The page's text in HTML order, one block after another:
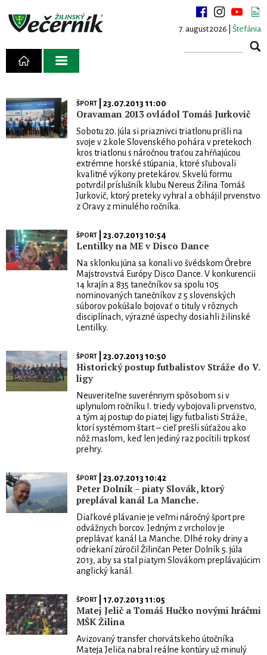
7. august 2026 | Štefánia
ŠPORT| 23.07.2013 11:00
Oravaman 2013 ovládol Tomáš Jurkovič
Sobotu 20. júla si priaznivci triatlonu prišli na
svoje v 2.kole Slovenského pohára v pretekoch
kros triatlonu s náročnou traťou zahŕňajúcou
extrémne horské stúpania, ktoré sľubovali
kvalitné výkony pretekárov. Skvelú formu
potvrdil príslušník klubu Nereus Žilina Tomáš
Jurkovič, ktorý preteky vyhral a obhájil prvenstvo
z Oravy z minulého ročníka.
ŠPORT| 23.07.2013 10:54
Lentilky na ME v Disco Dance
Na sklonku júna sa konali vo švédskom Őrebre
Majstrovstvá Európy Disco Dance. V konkurencii
14 krajín a 835 tanečníkov sa spolu 105
nominovaných tanečníkov z 5 slovenských
súborov pokúšalo bojovať o tituly v rôznych
disciplínach, výrazné úspechy dosiahli žilinské
Lentilky.
ŠPORT| 23.07.2013 10:50
Historický postup futbalistov Stráže do V.
ligy
Neuveriteľne suverénnym spôsobom si v
uplynulom ročníku I. triedy vybojovali prvenstvo,
a tým aj postup do piatej ligy futbalisti Stráže,
ktorí systémom štart – cieľ prešli súťažou ako
nôž maslom, keď len jediný raz pocítili trpkosť
prehry.
ŠPORT| 23.07.2013 10:42
Peter Dolník – piaty Slovák, ktorý
preplával kanál La Manche.
Diaľkové plávanie je veľmi náročný šport pre
odvážnych borcov. Jedným z vrcholov je
preplávať kanál La Manche. Dlhé roky driny a
odriekaní zúročil Žilinčan Peter Dolník 5. júla
2013, aby sa stal piatym Slovákom preplávajúcim
anglický kanál.
ŠPORT| 17.07.2013 11:05
Matej Jelič a Tomáš Hučko novými hráčmi
MŠK Žilina
Avizovaný transfer chorvátskeho útočníka
Mateja Jeliča nabral reálne kontúry už minulý